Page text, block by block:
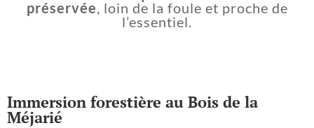
préservée, loin de la foule et proche de
l’essentiel.
Immersion forestière au Bois de la
Méjarié